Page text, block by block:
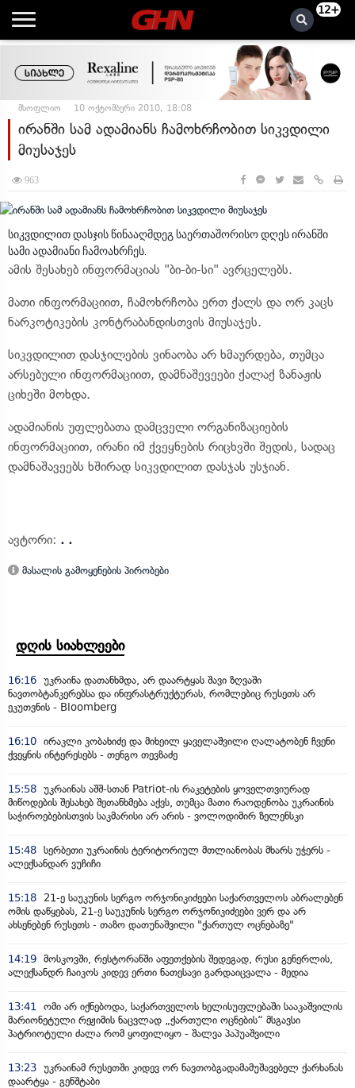
12+
მსოფლიო 10 ოქტომბერი 2010, 18:08
ირანში სამ ადამიანს ჩამოხრჩობით სიკვდილი
მიუსაჯეს
963
სიკვდილით დასჯის წინააღმდეგ საერთაშორისო დღეს ირანში
სამი ადამიანი ჩამოახრჩეს.
ამის შესახებ ინფორმაციას "ბი-ბი-სი" ავრცელებს.
მათი ინფორმაციით, ჩამოხრჩობა ერთ ქალს და ორ კაცს
ნარკოტიკების კონტრაბანდისთვის მიუსაჯეს.
სიკვდილით დასჯილების ვინაობა არ ხმაურდება, თუმცა
არსებული ინფორმაციით, დამნაშევეები ქალაქ ზანაჟის
ციხეში მოხდა.
ადამიანის უფლებათა დამცველი ორგანიზაციების
ინფორმაციით, ირანი იმ ქვეყნების რიცხვში შედის, სადაც
დამნაშავეებს ხშირად სიკვდილით დასჯას უსჯიან.
ავტორი: . .
მასალის გამოყენების პირობები
დღის სიახლეები
16:16 უკრაინა დათანხმდა, არ დაარტყას შავი ზღვაში
ნავთობტანკერებსა და ინფრასტრუქტურას, რომლებიც რუსეთს არ
ეკუთვნის - Bloomberg
16:10 ირაკლი კობახიძე და მიხეილ ყაველაშვილი ღალატობენ ჩვენი
ქვეყნის ინტერესებს - თენგო თევზაძე
15:58 უკრაინას აშშ-სთან Patriot-ის რაკეტების ყოველთვიურად
მიწოდების შესახებ შეთანხმება აქვს, თუმცა მათი რაოდენობა უკრაინის
საჭიროებებისთვის საკმარისი არ არის - ვოლოდიმირ ზელენსკი
15:48 სერბეთი უკრაინის ტერიტორიულ მთლიანობას მხარს უჭერს -
ალექსანდარ ვუჩიჩი
15:18
21-ე საუკუნის სერგო ორჯონიკიძეები საქართველოს აბრალებენ
ომის დაწყებას, 21-ე საუკუნის სერგო ორჯონიკიძეები ვერ და არ
ახსენებენ რუსეთს - თაზო დათუნაშვილი "ქართულ ოცნებაზე"
14:19 მოსკოვში, რესტორანში აფეთქების შედეგად, რუსი გენერლის,
ალექსანდრ ჩაიკოს კიდევ ერთი ნათესავი გარდაიცვალა - მედია
13:41
ომი არ იქნებოდა, საქართველოს ხელისუფლებაში სააკაშვილის
მარიონეტული რეჟიმის ნაცვლად „ქართული ოცნების“ მსგავსი
პატრიოტული ძალა რომ ყოფილიყო - შალვა პაპუაშვილი
13:23 უკრაინამ რუსეთში კიდევ ორ ნავთობგადამამუშავებელ ქარხანას
დაარტყა - გენშტაბი